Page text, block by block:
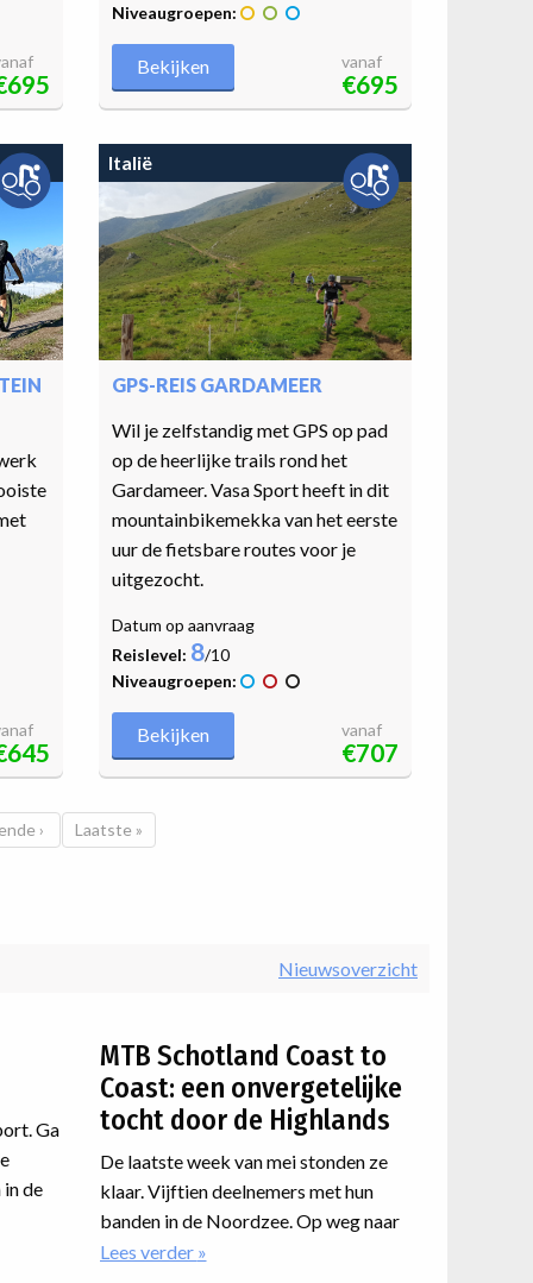
Niveaugroepen:
Bekijken vanaf
€695
Italië
GPS-REIS GARDAMEER
Wil je zelfstandig met GPS op pad
op de heerlijke trails rond het
Gardameer. Vasa Sport heeft in dit
mountainbikemekka van het eerste
uur de fietsbare routes voor je
uitgezocht.
Datum op aanvraag
Reislevel: 8/10
Niveaugroepen:
Bekijken vanaf
€707
pagina
› Laatste pagina
Laatste »
Nieuwsoverzicht
Ga
de
MTB Schotland Coast to
Coast: een onvergetelijke
tocht door de Highlands
De laatste week van mei stonden ze
klaar. Vijftien deelnemers met hun
banden in de Noordzee. Op weg naar
de Atlantische westkust van
Lees verder over